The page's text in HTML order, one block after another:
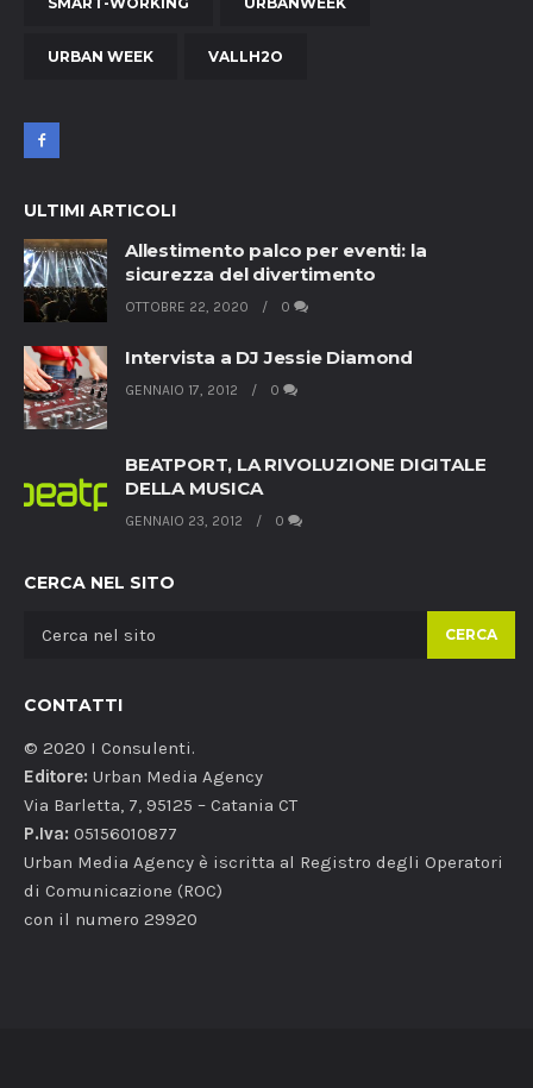
URBAN WEEK VALLH2O
ULTIMI ARTICOLI
Allestimento palco per eventi: la
sicurezza del divertimento
OTTOBRE 22, 2020 0
Intervista a DJ Jessie Diamond
GENNAIO 17, 2012 0
BEATPORT, LA RIVOLUZIONE DIGITALE
DELLA MUSICA
GENNAIO 23, 2012 0
CERCA NEL SITO
CERCA
CONTATTI
© 2020 I Consulenti.
Editore: Urban Media Agency
Via Barletta, 7, 95125 – Catania CT
P.Iva: 05156010877
Urban Media Agency è iscritta al Registro degli Operatori
di Comunicazione (ROC)
con il numero 29920